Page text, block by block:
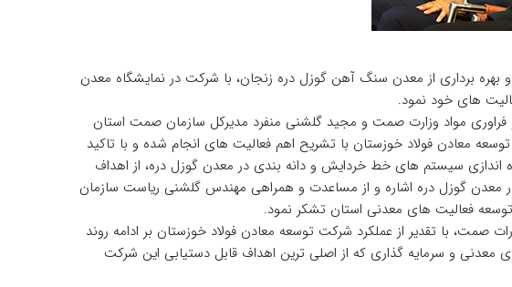
بهره برداری از معدن سنگ آهن گوزل دره زنجان، با شرکت در نمایشگاه معدن
های خود نمود.
مواد وزارت صمت و مجید گلشنی منفرد مدیرکل سازمان صمت استان
معادن فولاد خوزستان با تشریح اهم فعالیت های انجام شده و با تاکید
سیستم های خط خردایش و دانه بندی در معدن گوزل دره، از اهداف
معدن گوزل دره اشاره و از مساعدت و همراهی مهندس گلشنی ریاست سازمان
فعالیت های معدنی استان تشکر نمود.
صمت، با تقدیر از عملکرد شرکت توسعه معادن فولاد خوزستان بر ادامه روند
و سرمایه گذاری که از اصلی ترین اهداف قابل دستیابی این شرکت